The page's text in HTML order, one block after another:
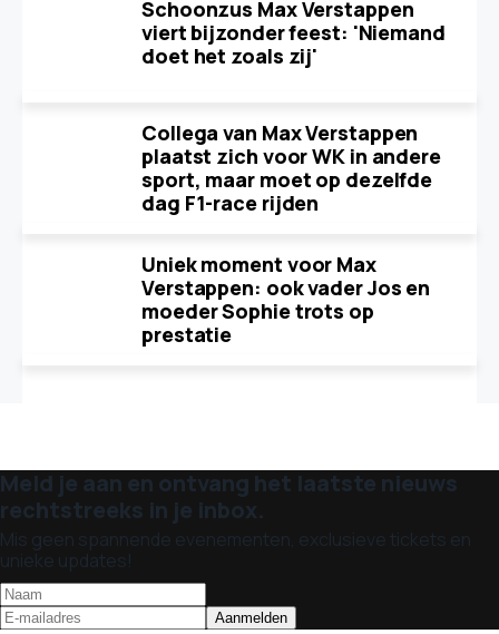
Schoonzus Max Verstappen
viert bijzonder feest: 'Niemand
doet het zoals zij'
Collega van Max Verstappen
plaatst zich voor WK in andere
sport, maar moet op dezelfde
dag F1-race rijden
Uniek moment voor Max
Verstappen: ook vader Jos en
moeder Sophie trots op
prestatie
Meld je aan en ontvang het laatste nieuws
rechtstreeks in je inbox.
Mis geen spannende evenementen, exclusieve tickets en
unieke updates!